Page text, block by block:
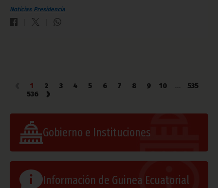
Noticias Presidencia
1 2 3 4 5 6 7 8 9 10
535
536
›
Gobierno e Instituciones
Información de Guinea Ecuatorial